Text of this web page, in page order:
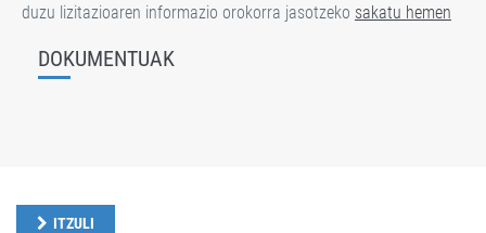
duzu lizitazioaren informazio orokorra jasotzeko sakatu hemen
DOKUMENTUAK
ITZULI